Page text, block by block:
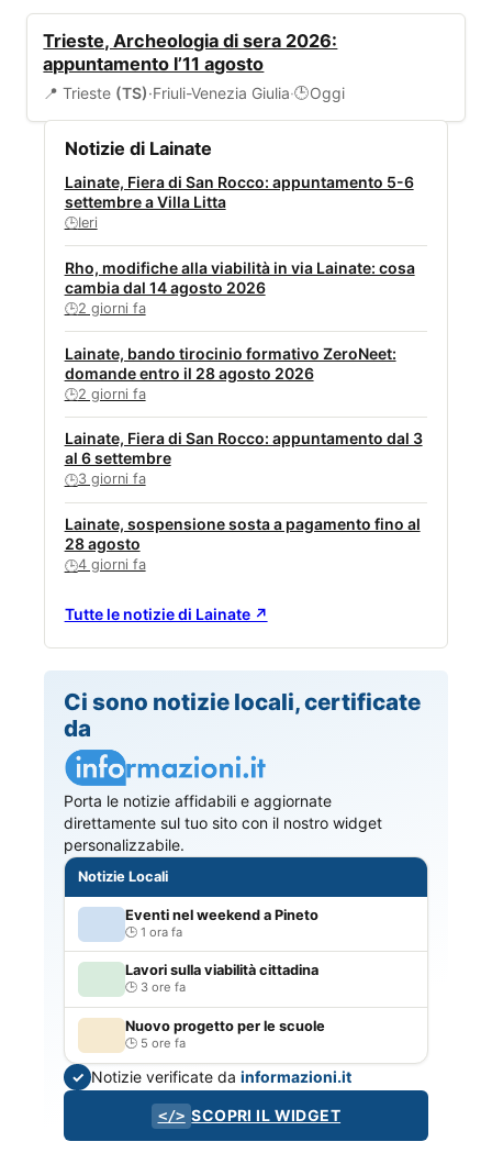
Trieste, Archeologia di sera 2026:
appuntamento l’11 agosto
📍 Trieste (TS)·Friuli-Venezia Giulia·🕒Oggi
Notizie di Lainate
Lainate, Fiera di San Rocco: appuntamento 5-6
settembre a Villa Litta
🕒Ieri
Rho, modifiche alla viabilità in via Lainate: cosa
cambia dal 14 agosto 2026
🕒2 giorni fa
Lainate, bando tirocinio formativo ZeroNeet:
domande entro il 28 agosto 2026
🕒2 giorni fa
Lainate, Fiera di San Rocco: appuntamento dal 3
al 6 settembre
🕒3 giorni fa
Lainate, sospensione sosta a pagamento fino al
28 agosto
🕒4 giorni fa
Tutte le notizie di Lainate ↗
Ci sono notizie locali, certificate
da
Porta le notizie affidabili e aggiornate
direttamente sul tuo sito con il nostro widget
personalizzabile.
Notizie Locali
Eventi nel weekend a Pineto
1 ora fa
Lavori sulla viabilità cittadina
3 ore fa
Nuovo progetto per le scuole
5 ore fa
✓ Notizie verificate dainformazioni.it
</> SCOPRI IL WIDGET